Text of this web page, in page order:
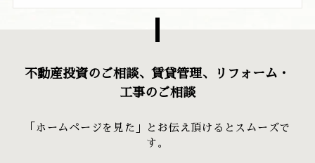
不動産投資のご相談、賃貸管理、リフォーム・
工事のご相談
「ホームページを見た」とお伝え頂けるとスムーズで
す。